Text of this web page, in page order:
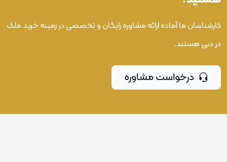
کارشناسان ما آماده ارائه مشاوره رایگان و تخصصی در زمینه خرید ملک
در دبی هستند.
درخواست مشاوره